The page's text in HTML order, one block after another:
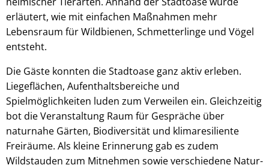
erläutert, wie mit einfachen Maßnahmen mehr
Lebensraum für Wildbienen, Schmetterlinge und Vögel
entsteht.
Die Gäste konnten die Stadtoase ganz aktiv erleben.
Liegeflächen, Aufenthaltsbereiche und
Spielmöglichkeiten luden zum Verweilen ein. Gleichzeitig
bot die Veranstaltung Raum für Gespräche über
naturnahe Gärten, Biodiversität und klimaresiliente
Freiräume. Als kleine Erinnerung gab es zudem
Wildstauden zum Mitnehmen sowie verschiedene Natur-